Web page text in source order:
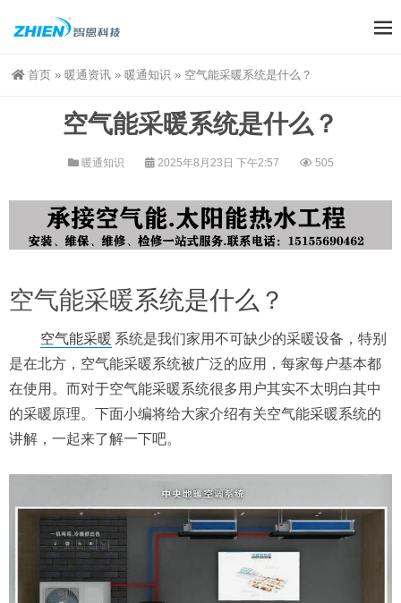
首页 » 暖通资讯 » 暖通知识 » 空气能采暖系统是什么？
空气能采暖系统是什么？
暖通知识 2025年8月23日 下午2:57 505
空气能采暖系统是什么？
空气能采暖 系统是我们家用不可缺少的采暖设备，特别
是在北方，空气能采暖系统被广泛的应用，每家每户基本都
在使用。而对于空气能采暖系统很多用户其实不太明白其中
的采暖原理。下面小编将给大家介绍有关空气能采暖系统的
讲解，一起来了解一下吧。